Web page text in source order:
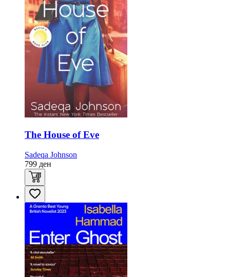
The House of Eve
Sadeqa Johnson
799 ден